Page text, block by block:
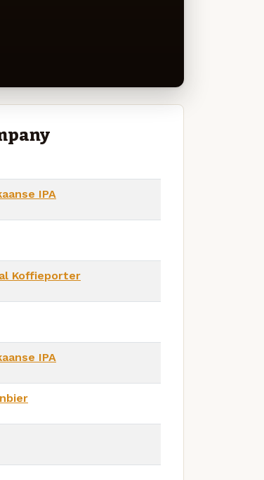
IPA
Koffieporter
IPA